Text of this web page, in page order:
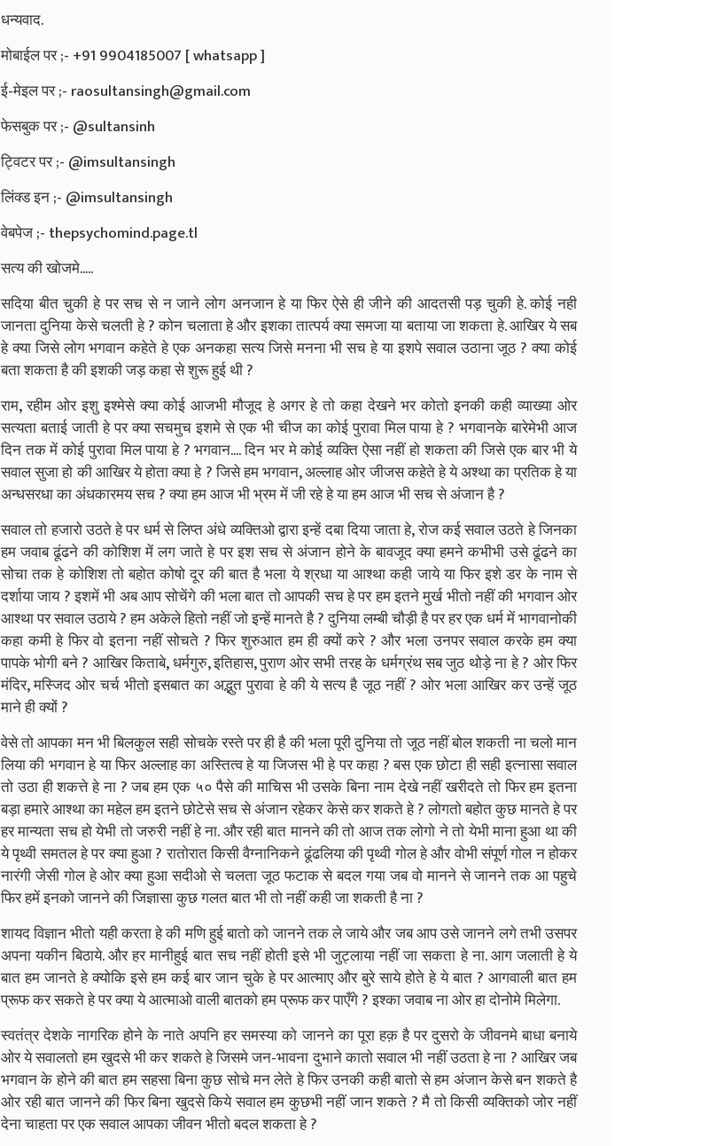
धन्यवाद.
मोबाईल पर ;- +91 9904185007 [ whatsapp ]
ई-मेइल पर ;- raosultansingh@gmail.com
फेसबुक पर ;- @sultansinh
ट्विटर पर ;- @imsultansingh
लिंक्ड इन ;- @imsultansingh
वेबपेज ;- thepsychomind.page.tl
सत्य की खोजमे.....
सदिया बीत चुकी हे पर सच से न जाने लोग अनजान हे या फिर ऐसे ही जीने की आदतसी पड़ चुकी हे. कोई नही
जानता दुनिया केसे चलती हे ? कोन चलाता हे और इशका तात्पर्य क्या समजा या बताया जा शकता हे. आखिर ये सब
हे क्या जिसे लोग भगवान कहेते हे एक अनकहा सत्य जिसे मनना भी सच हे या इशपे सवाल उठाना जूठ ? क्या कोई
बता शकता है की इशकी जड़ कहा से शुरू हुई थी ?
राम, रहीम ओर इशु इश्मेसे क्या कोई आजभी मौजूद हे अगर हे तो कहा देखने भर कोतो इनकी कही व्याख्या ओर
सत्यता बताई जाती हे पर क्या सचमुच इशमे से एक भी चीज का कोई पुरावा मिल पाया हे ? भगवानके बारेमेभी आज
दिन तक में कोई पुरावा मिल पाया हे ? भगवान.... दिन भर मे कोई व्यक्ति ऐसा नहीं हो शकता की जिसे एक बार भी ये
सवाल सुजा हो की आखिर ये होता क्या हे ? जिसे हम भगवान, अल्लाह ओर जीजस कहेते हे ये अश्था का प्रतिक हे या
अन्धसरधा का अंधकारमय सच ? क्या हम आज भी भ्रम में जी रहे हे या हम आज भी सच से अंजान है ?
सवाल तो हजारो उठते हे पर धर्म से लिप्त अंधे व्यक्तिओ द्वारा इन्हें दबा दिया जाता हे, रोज कई सवाल उठते हे जिनका
हम जवाब ढूंढने की कोशिश में लग जाते हे पर इश सच से अंजान होने के बावजूद क्या हमने कभीभी उसे ढूंढने का
सोचा तक हे कोशिश तो बहोत कोषो दूर की बात है भला ये श्रधा या आश्था कही जाये या फिर इशे डर के नाम से
दर्शाया जाय ? इशमें भी अब आप सोचेंगे की भला बात तो आपकी सच हे पर हम इतने मुर्ख भीतो नहीं की भगवान ओर
आश्था पर सवाल उठाये ? हम अकेले हितो नहीं जो इन्हें मानते है ? दुनिया लम्बी चौड़ी है पर हर एक धर्म में भागवानोकी
कहा कमी हे फिर वो इतना नहीं सोचते ? फिर शुरुआत हम ही क्यों करे ? और भला उनपर सवाल करके हम क्या
पापके भोगी बने ? आखिर किताबे, धर्मगुरु, इतिहास, पुराण ओर सभी तरह के धर्मग्रंथ सब जुठ थोड़े ना हे ? ओर फिर
मंदिर, मस्जिद ओर चर्च भीतो इसबात का अद्भुत पुरावा हे की ये सत्य है जूठ नहीं ? ओर भला आखिर कर उन्हें जूठ
माने ही क्यों ?
वेसे तो आपका मन भी बिलकुल सही सोचके रस्ते पर ही है की भला पूरी दुनिया तो जूठ नहीं बोल शकती ना चलो मान
लिया की भगवान हे या फिर अल्लाह का अस्तित्व हे या जिजस भी हे पर कहा ? बस एक छोटा ही सही इत्नासा सवाल
तो उठा ही शकत्ते हे ना ? जब हम एक ५० पैसे की माचिस भी उसके बिना नाम देखे नहीं खरीदते तो फिर हम इतना
बड़ा हमारे आश्था का महेल हम इतने छोटेसे सच से अंजान रहेकर केसे कर शकते हे ? लोगतो बहोत कुछ मानते हे पर
हर मान्यता सच हो येभी तो जरुरी नहीं हे ना. और रही बात मानने की तो आज तक लोगो ने तो येभी माना हुआ था की
ये पृथ्वी समतल हे पर क्या हुआ ? रातोरात किसी वैग्नानिकने ढूंढलिया की पृथ्वी गोल हे और वोभी संपूर्ण गोल न होकर
नारंगी जेसी गोल हे ओर क्या हुआ सदीओ से चलता जूठ फटाक से बदल गया जब वो मानने से जानने तक आ पहुचे
फिर हमें इनको जानने की जिज्ञासा कुछ गलत बात भी तो नहीं कही जा शकती है ना ?
शायद विज्ञान भीतो यही करता हे की मणि हुई बातो को जानने तक ले जाये और जब आप उसे जानने लगे तभी उसपर
अपना यकीन बिठाये. और हर मानीहुई बात सच नहीं होती इसे भी जुट्लाया नहीं जा सकता हे ना. आग जलाती हे ये
बात हम जानते हे क्योकि इसे हम कई बार जान चुके हे पर आत्माए और बुरे साये होते हे ये बात ? आगवाली बात हम
प्रूफ कर सकते हे पर क्या ये आत्माओ वाली बातको हम प्रूफ कर पाएँगे ? इश्का जवाब ना ओर हा दोनोमे मिलेगा.
स्वतंत्र देशके नागरिक होने के नाते अपनि हर समस्या को जानने का पूरा हक़ है पर दुसरो के जीवनमे बाधा बनाये
ओर ये सवालतो हम खुदसे भी कर शकते हे जिसमे जन-भावना दुभाने कातो सवाल भी नहीं उठता हे ना ? आखिर जब
भगवान के होने की बात हम सहसा बिना कुछ सोचे मन लेते हे फिर उनकी कही बातो से हम अंजान केसे बन शकते है
ओर रही बात जानने की फिर बिना खुदसे किये सवाल हम कुछभी नहीं जान शकते ? मै तो किसी व्यक्तिको जोर नहीं
देना चाहता पर एक सवाल आपका जीवन भीतो बदल शकता हे ?